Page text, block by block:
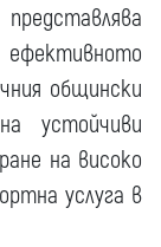
общински
устойчиви
на високо
услуга в